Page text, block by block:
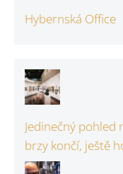
Hybernská Office
Jedinečný pohled
brzy končí, ještě